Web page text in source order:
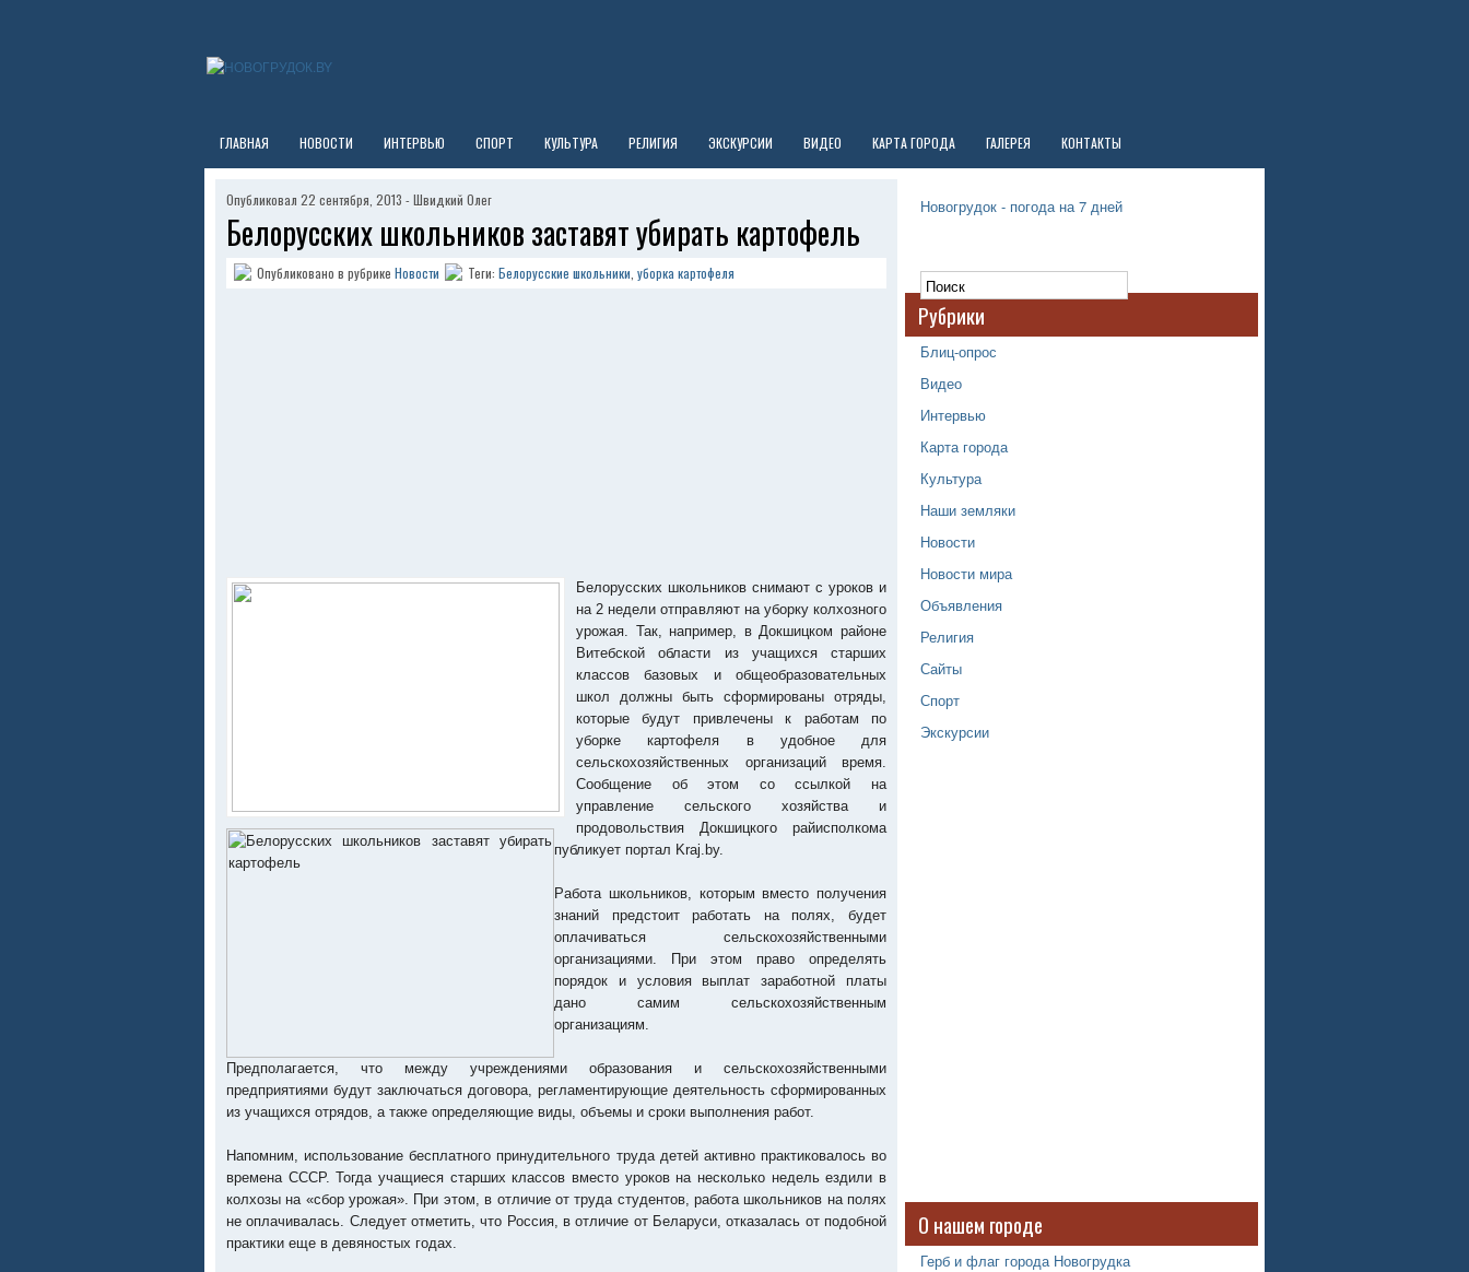
ГЛАВНАЯ НОВОСТИ ИНТЕРВЬЮ СПОРТ КУЛЬТУРА РЕЛИГИЯ ЭКСКУРСИИ ВИДЕО КАРТА ГОРОДА ГАЛЕРЕЯ КОНТАКТЫ
Опубликовал 22 сентября, 2013 - Швидкий Олег
Белорусских школьников заставят убирать картофель
Опубликовано в рубрике Новости Теги: Белорусские школьники уборка картофеля
Белорусских школьников снимают с уроков и
на 2 недели отправляют на уборку колхозного
урожая. Так, например, в Докшицком районе
Витебской области из учащихся старших
классов базовых и общеобразовательных
школ должны быть сформированы отряды,
которые будут привлечены к работам по
уборке картофеля в удобное для
сельскохозяйственных организаций время.
Сообщение об этом со ссылкой на
управление сельского хозяйства и
продовольствия Докшицкого райисполкома
публикует портал Kraj.by.
Работа школьников, которым вместо получения
знаний предстоит работать на полях, будет
оплачиваться сельскохозяйственными
организациями. При этом право определять
порядок и условия выплат заработной платы
дано самим сельскохозяйственным
организациям.
Предполагается, что между учреждениями образования и сельскохозяйственными
предприятиями будут заключаться договора, регламентирующие деятельность сформированных
из учащихся отрядов, а также определяющие виды, объемы и сроки выполнения работ.
Напомним, использование бесплатного принудительного труда детей активно практиковалось во
времена СССР. Тогда учащиеся старших классов вместо уроков на несколько недель ездили в
колхозы на «сбор урожая». При этом, в отличие от труда студентов, работа школьников на полях
не оплачивалась. Следует отметить, что Россия, в отличие от Беларуси, отказалась от подобной
практики еще в девяностых годах.
Новогрудок - погода на 7 дней
Рубрики
Блиц-опрос
Видео
Интервью
Карта города
Культура
Наши земляки
Новости
Новости мира
Объявления
Религия
Сайты
Спорт
Экскурсии
О нашем городе
Герб и флаг города Новогрудка